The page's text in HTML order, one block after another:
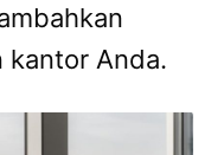
kantor Anda.